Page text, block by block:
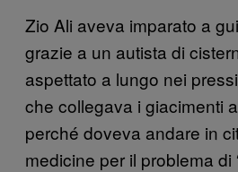
Zio Ali aveva imparato a
grazie a un autista di
aspettato a lungo nei
che collegava i giacimenti
perché doveva andare in
medicine per il problema di